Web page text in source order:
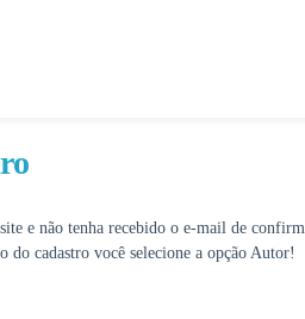
e não tenha recebido o e-mail de
do cadastro você selecione a opção Autor!